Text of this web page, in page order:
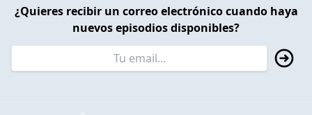
¿Quieres recibir un correo electrónico cuando haya
nuevos episodios disponibles?